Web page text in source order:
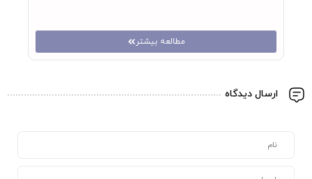
مطالعه بیشتر
ارسال دیدگاه